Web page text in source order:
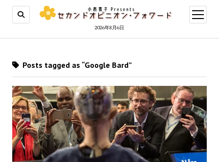
2026年8月6日
open
menu
Posts tagged as “Google Bard”